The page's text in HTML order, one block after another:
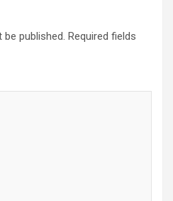
published. Required fields